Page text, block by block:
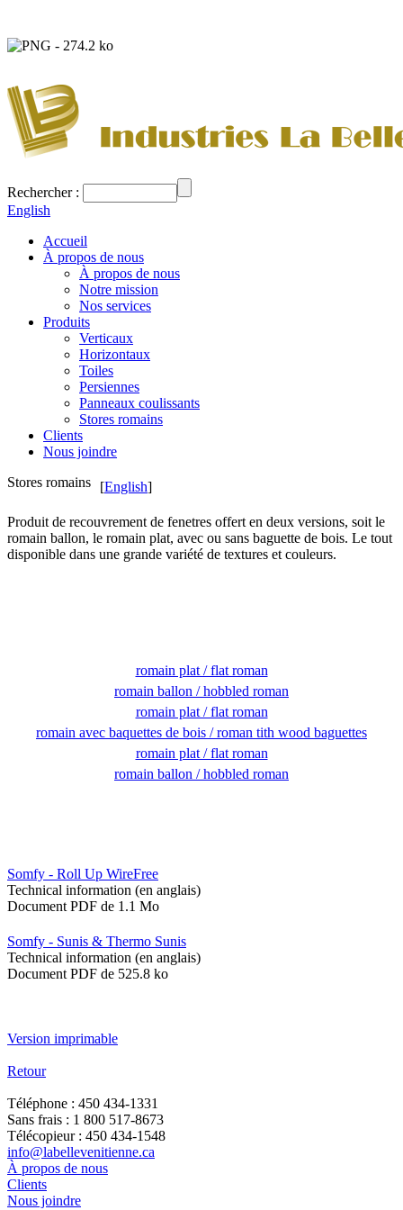
Rechercher :
English
Accueil
À propos de nous
À propos de nous
Notre mission
Nos services
Produits
Verticaux
Horizontaux
Toiles
Persiennes
Panneaux coulissants
Stores romains
Clients
Nous joindre
Stores romains
[English]
Produit de recouvrement de fenetres offert en deux versions, soit le
romain ballon, le romain plat, avec ou sans baguette de bois. Le tout
disponible dans une grande variété de textures et couleurs.
romain plat / flat roman
romain ballon / hobbled roman
romain plat / flat roman
romain avec baquettes de bois / roman tith wood baguettes
romain plat / flat roman
romain ballon / hobbled roman
Somfy - Roll Up WireFree
Technical information (en anglais)
Document PDF de 1.1 Mo
Somfy - Sunis & Thermo Sunis
Technical information (en anglais)
Document PDF de 525.8 ko
Version imprimable
Retour
Téléphone : 450 434-1331
Sans frais : 1 800 517-8673
Télécopieur : 450 434-1548
info@labellevenitienne.ca
À propos de nous
Clients
Nous joindre